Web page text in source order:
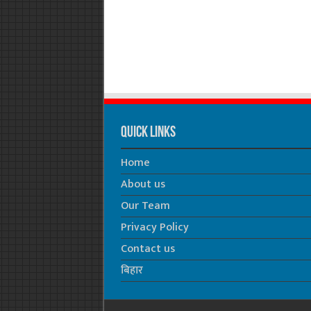
Quick Links
Home
About us
Our Team
Privacy Policy
Contact us
बिहार